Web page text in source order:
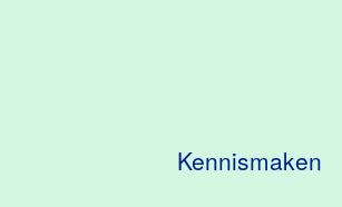
Kennismaken